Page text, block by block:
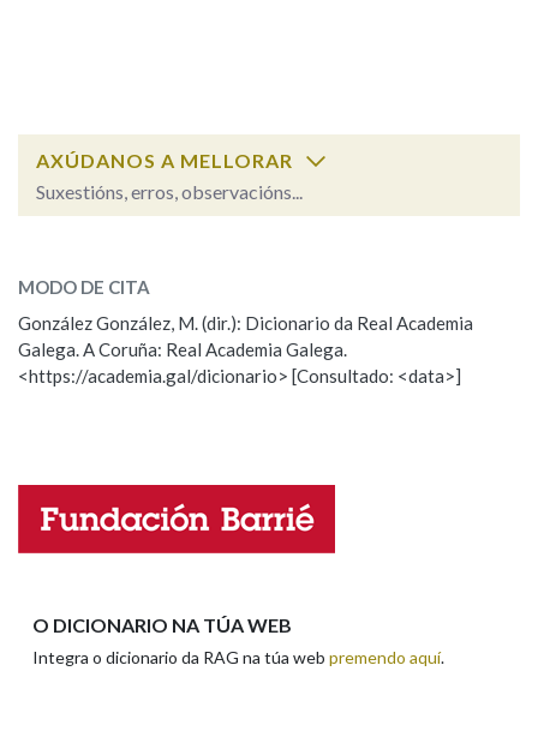
AXÚDANOS A MELLORAR
Suxestións, erros, observacións...
Observación
Nome
Comentario
MODO DE CITA
González González, M. (dir.): Dicionario da Real Academia
Galega. A Coruña: Real Academia Galega.
<https://academia.gal/dicionario> [Consultado: <data>]
O DICIONARIO NA TÚA WEB
Integra o dicionario da RAG na túa web premendo aquí.